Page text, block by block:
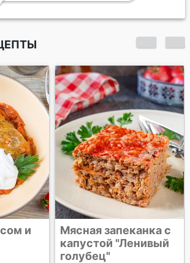
с
Голубцовая
запеканка